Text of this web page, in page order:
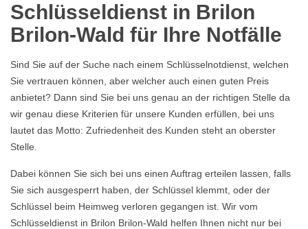
Schlüsseldienst in Brilon
Brilon-Wald für Ihre Notfälle
Sind Sie auf der Suche nach einem Schlüsselnotdienst, welchen
Sie vertrauen können, aber welcher auch einen guten Preis
anbietet? Dann sind Sie bei uns genau an der richtigen Stelle da
wir genau diese Kriterien für unsere Kunden erfüllen, bei uns
lautet das Motto: Zufriedenheit des Kunden steht an oberster
Stelle.
Dabei können Sie sich bei uns einen Auftrag erteilen lassen, falls
Sie sich ausgesperrt haben, der Schlüssel klemmt, oder der
Schlüssel beim Heimweg verloren gegangen ist. Wir vom
Schlüsseldienst in Brilon Brilon-Wald helfen Ihnen nicht nur bei